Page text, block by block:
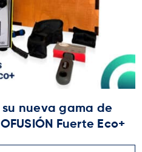
nueva gama de
Fuerte Eco+